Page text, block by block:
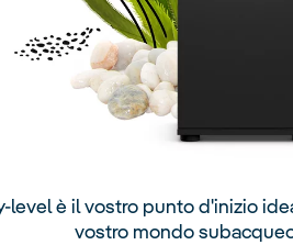
level è il vostro punto d'inizio
vostro mondo